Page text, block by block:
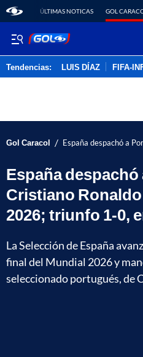
ÚLTIMAS NOTICAS GOL
Tendencias: LUIS DÍAZ FIFA-
Gol Caracol / España despachó a
España despachó
Cristiano
2026; triunfo 1-0,
La Selección de España
final del Mundial 2026 y
seleccionado portugués, de